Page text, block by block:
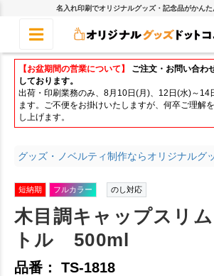
名入れ印刷でオリジナルグッズ・記念品がかんた
【お盆期間の営業について】
ご注文・お問い合わ
しております。
出荷・印刷業務のみ、8月10日(月)、12日(水)～14
ます。ご不便をお掛けいたしますが、何卒ご理解
し上げます。
グッズ・ノベルティ制作ならオリジナルグ
短納期 フルカラー のし対応
木目調キャップスリ
トル 500ml
品番： TS-1818